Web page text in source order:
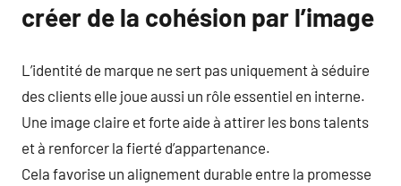
créer de la cohésion par l’image
L’identité de marque ne sert pas uniquement à séduire
des clients elle joue aussi un rôle essentiel en interne.
Une image claire et forte aide à attirer les bons talents
et à renforcer la fierté d’appartenance.
Cela favorise un alignement durable entre la promesse